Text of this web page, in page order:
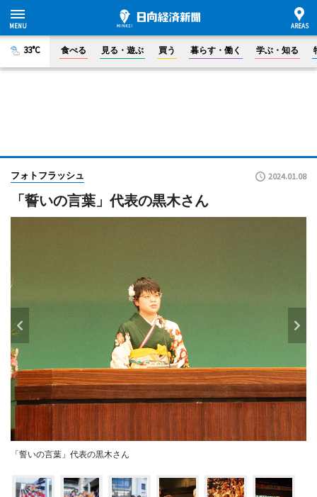
33°C 食べる 見る・遊ぶ 買う 暮らす・働く 学ぶ・知る
フォトフラッシュ 2024.01.08
「誓いの言葉」代表の黒木さん
「誓いの言葉」代表の黒木さん